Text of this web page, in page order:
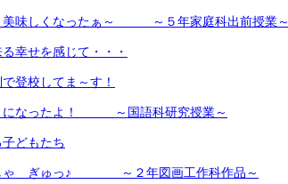
味しくなったぁ～ ～５年家庭科出前授業～
幸せを感じて・・・
登校してま～す！
になったよ！ ～国語科研究授業～
どもたち
ゃ ぎゅっ♪ ～２年図画工作科作品～